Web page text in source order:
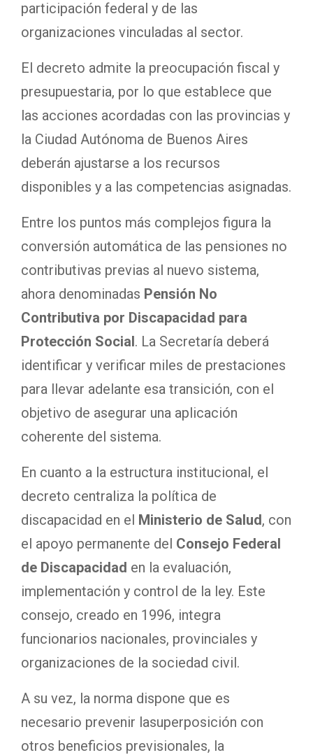
participación federal y de las
organizaciones vinculadas al sector.
El decreto admite la preocupación fiscal y
presupuestaria, por lo que establece que
las acciones acordadas con las provincias y
la Ciudad Autónoma de Buenos Aires
deberán ajustarse a los recursos
disponibles y a las competencias asignadas.
Entre los puntos más complejos figura la
conversión automática de las pensiones no
contributivas previas al nuevo sistema,
ahora denominadas Pensión No
Contributiva por Discapacidad para
Protección Social. La Secretaría deberá
identificar y verificar miles de prestaciones
para llevar adelante esa transición, con el
objetivo de asegurar una aplicación
coherente del sistema.
En cuanto a la estructura institucional, el
decreto centraliza la política de
discapacidad en el Ministerio de Salud, con
el apoyo permanente del Consejo Federal
de Discapacidad en la evaluación,
implementación y control de la ley. Este
consejo, creado en 1996, integra
funcionarios nacionales, provinciales y
organizaciones de la sociedad civil.
A su vez, la norma dispone que es
necesario prevenir lasuperposición con
otros beneficios previsionales, la